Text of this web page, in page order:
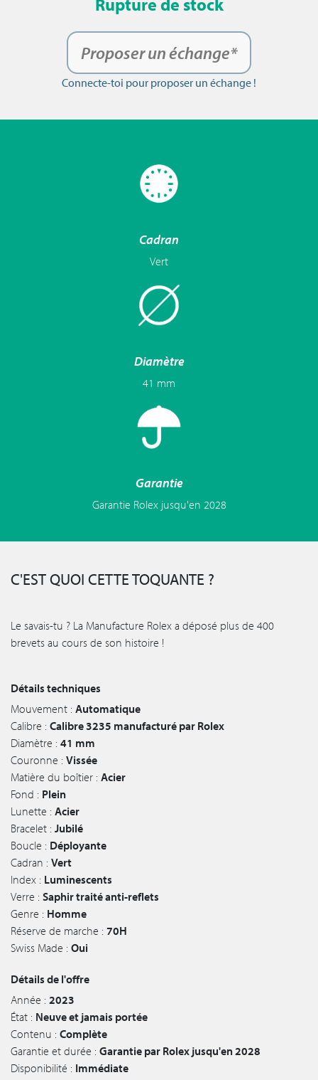
Rupture de stock
Proposer un échange*
Connecte-toi pour proposer un échange !
Cadran
Vert
Diamètre
41 mm
Garantie
Garantie Rolex jusqu'en 2028
C'EST QUOI CETTE TOQUANTE ?
Le savais-tu ? La Manufacture Rolex a déposé plus de 400
brevets au cours de son histoire !
Détails techniques
Mouvement : Automatique
Calibre : Calibre 3235 manufacturé par Rolex
Diamètre : 41 mm
Couronne : Vissée
Matière du boîtier : Acier
Fond : Plein
Lunette : Acier
Bracelet : Jubilé
Boucle : Déployante
Cadran : Vert
Index : Luminescents
Verre : Saphir traité anti-reflets
Genre : Homme
Réserve de marche : 70H
Swiss Made : Oui
Détails de l'offre
Année : 2023
État : Neuve et jamais portée
Contenu : Complète
Garantie et durée : Garantie par Rolex jusqu'en 2028
Disponibilité : Immédiate